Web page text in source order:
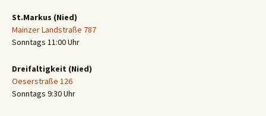
St.Markus (Nied)
Mainzer Landstraße 787
Sonntags 11:00 Uhr
Dreifaltigkeit (Nied)
Oeserstraße 126
Sonntags 9:30 Uhr